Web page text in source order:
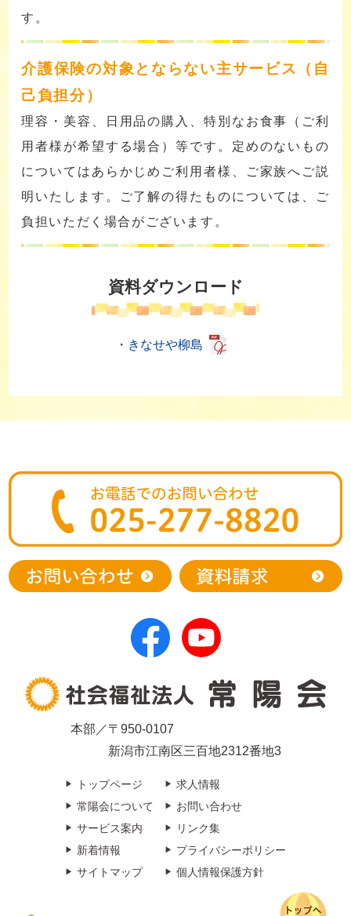
す。
介護保険の対象とならない主サービス（自
己負担分）
理容・美容、日用品の購入、特別なお食事（ご利
用者様が希望する場合）等です。定めのないもの
についてはあらかじめご利用者様、ご家族へご説
明いたします。ご了解の得たものについては、ご
負担いただく場合がございます。
資料ダウンロード
・ きなせや柳島
本部／〒950-0107
新潟市江南区三百地2312番地3
トップページ
常陽会について
サービス案内
新着情報
サイトマップ
求人情報
お問い合わせ
リンク集
プライバシーポリシー
個人情報保護方針